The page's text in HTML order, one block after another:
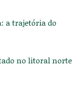
a trajetória do
no litoral norte